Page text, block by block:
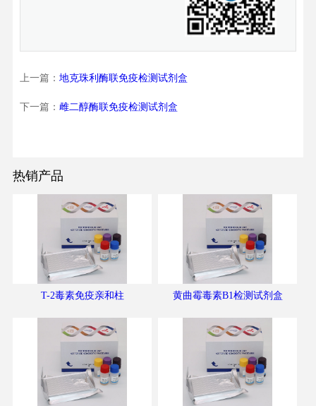
上一篇： 地克珠利酶联免疫检测试剂盒
下一篇： 雌二醇酶联免疫检测试剂盒
热销产品
T-2毒素免疫亲和柱 黄曲霉毒素B1检测试剂盒